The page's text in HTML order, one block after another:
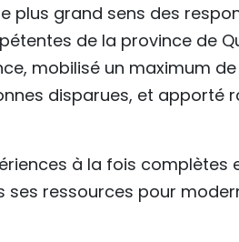
plus grand sens des
de la province de
mobilisé un maximum
disparues, et apporté
à la fois complètes
ses ressources pour